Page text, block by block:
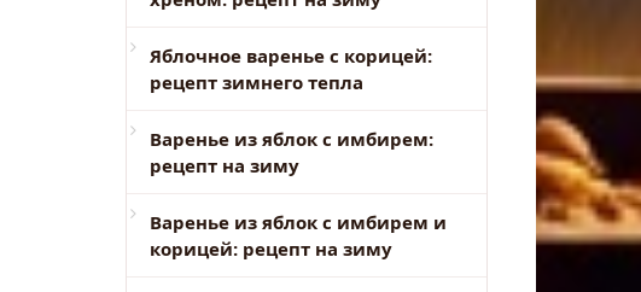
Яблочное варенье с корицей:
рецепт зимнего тепла
Варенье из яблок с имбирем:
рецепт на зиму
Варенье из яблок с имбирем и
корицей: рецепт на зиму